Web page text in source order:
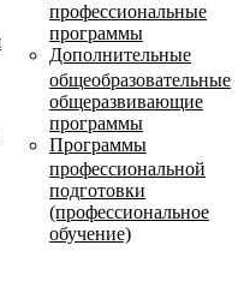
профессиональные
программы
Дополнительные
общеобразовательные
общеразвивающие
программы
Программы
профессиональной
подготовки
(профессиональное
обучение)